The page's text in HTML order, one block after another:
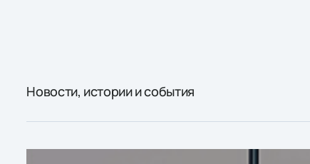
Новости, истории и события